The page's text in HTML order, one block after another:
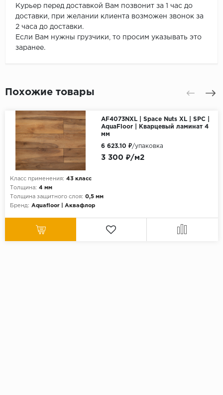
Курьер перед доставкой Вам позвонит за 1 час до
доставки, при желании клиента возможен звонок за
2 часа до доставки.
Если Вам нужны грузчики, то просим указывать это
заранее.
Похожие товары
AF4073NXL | Space Nuts XL | SPC |
AquaFloor | Кварцевый ламинат 4
мм
Класс применения: 43 класс
Толщина: 4 мм
Толщина защитного слоя: 0,5 мм
Бренд: Aquafloor | Аквафлор
3 300 ₽/м2
6 623.10 ₽/упаковка